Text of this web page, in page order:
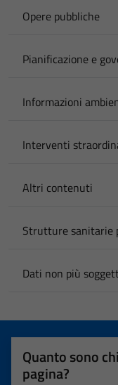
Opere pubbliche
Pianificazione e
Informazioni
Interventi
Altri contenuti
Strutture sanitarie
Dati non più
Quanto sono
pagina?